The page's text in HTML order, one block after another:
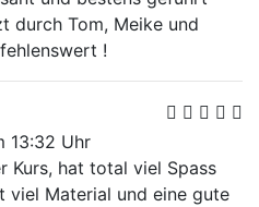
durch Tom, Meike und
!
13:32 Uhr
Kurs, hat total viel Spass
viel Material und eine gute